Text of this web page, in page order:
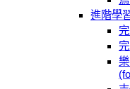
進階學